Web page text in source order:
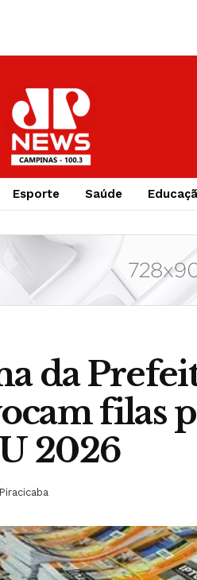
Esporte Saúde
da
filas
2026
Piracicaba